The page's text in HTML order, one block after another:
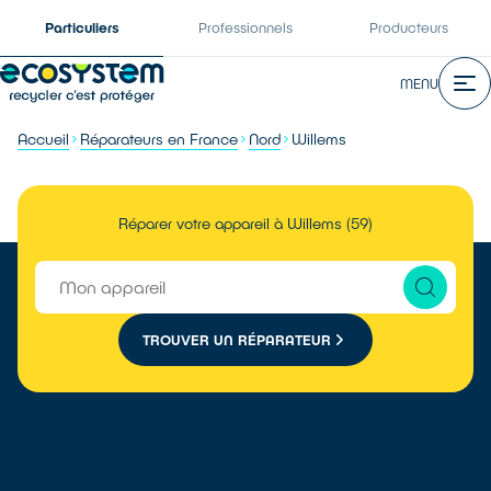
Particuliers Professionnels Producteurs
MENU
Accueil Réparateurs en France Nord Willems
Réparer votre appareil à Willems (59)
TROUVER UN RÉPARATEUR